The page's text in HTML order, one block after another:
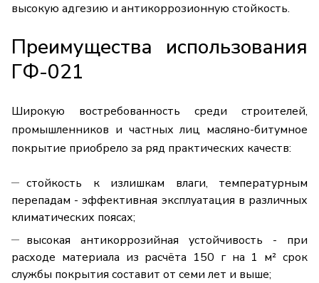
высокую адгезию и антикоррозионную стойкость.
Преимущества использования
ГФ-021
Широкую востребованность среди строителей,
промышленников и частных лиц масляно-битумное
покрытие приобрело за ряд практических качеств:
стойкость к излишкам влаги, температурным
перепадам - эффективная эксплуатация в различных
климатических поясах;
высокая антикоррозийная устойчивость - при
расходе материала из расчёта 150 г на 1 м² срок
службы покрытия составит от семи лет и выше;